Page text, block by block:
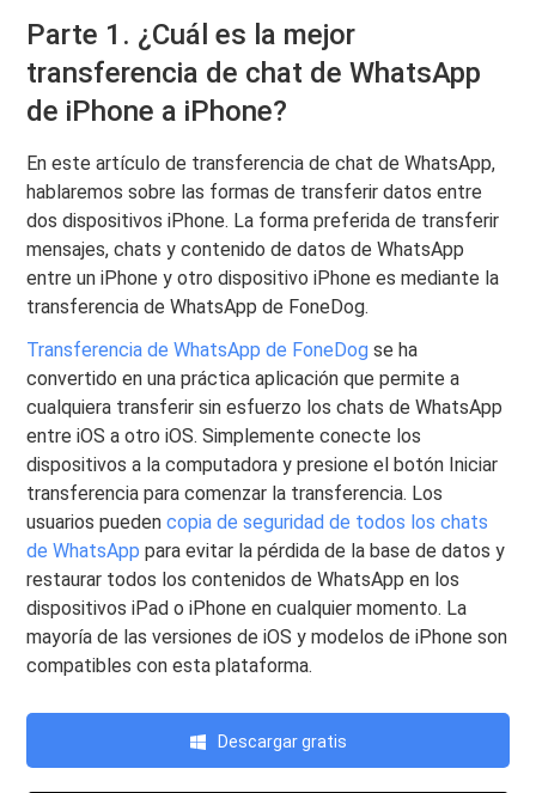
Parte 1. ¿Cuál es la mejor
transferencia de chat de WhatsApp
de iPhone a iPhone?
En este artículo de transferencia de chat de WhatsApp,
hablaremos sobre las formas de transferir datos entre
dos dispositivos iPhone. La forma preferida de transferir
mensajes, chats y contenido de datos de WhatsApp
entre un iPhone y otro dispositivo iPhone es mediante la
transferencia de WhatsApp de FoneDog.
Transferencia de WhatsApp de FoneDog se ha
convertido en una práctica aplicación que permite a
cualquiera transferir sin esfuerzo los chats de WhatsApp
entre iOS a otro iOS. Simplemente conecte los
dispositivos a la computadora y presione el botón Iniciar
transferencia para comenzar la transferencia. Los
usuarios puedencopia de seguridad de todos los chats
de WhatsApp para evitar la pérdida de la base de datos y
restaurar todos los contenidos de WhatsApp en los
dispositivos iPad o iPhone en cualquier momento. La
mayoría de las versiones de iOS y modelos de iPhone son
compatibles con esta plataforma.
Descargar gratis